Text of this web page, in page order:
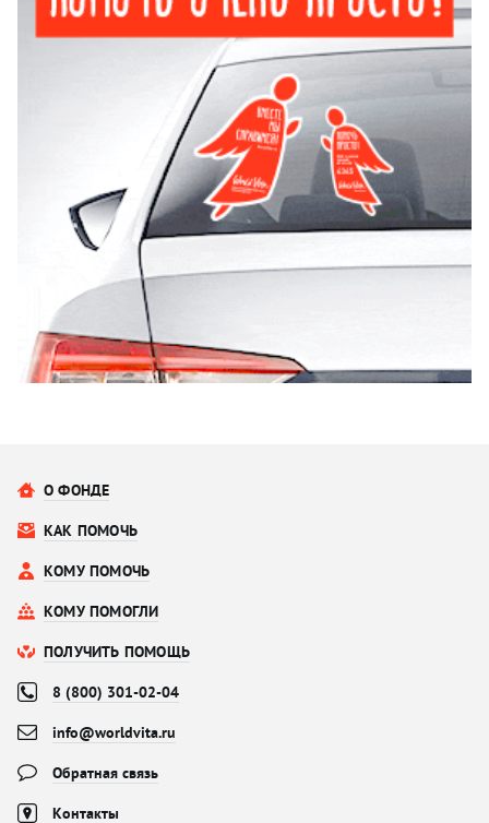
О ФОНДЕ
КАК ПОМОЧЬ
КОМУ ПОМОЧЬ
КОМУ ПОМОГЛИ
ПОЛУЧИТЬ ПОМОЩЬ
8 (800) 301-02-04
info@worldvita.ru
Обратная связь
Контакты